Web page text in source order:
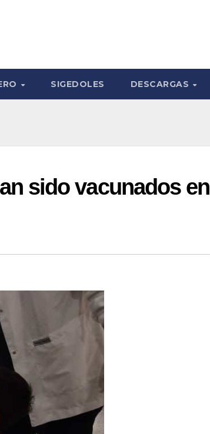
SIGEDOLES DESCARGAS
sido vacunados en